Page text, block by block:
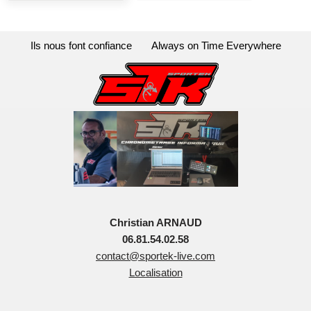
Ils nous font confiance Always on Time Everywhere
Christian ARNAUD
06.81.54.02.58
contact@sportek-live.com
Localisation